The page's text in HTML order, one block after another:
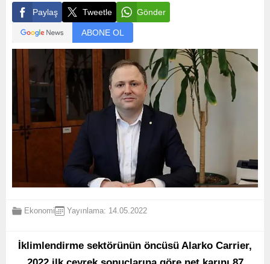
Paylaş Tweetle Gönder
ABONE OL
Ekonomi Yayınlama: 14.05.2022
İklimlendirme sektörünün öncüsü Alarko Carrier,